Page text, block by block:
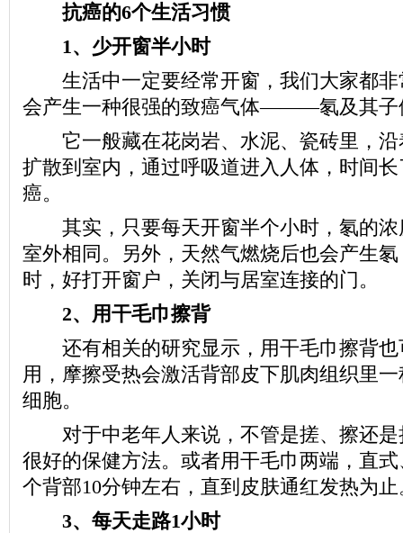
抗癌的6个生活习惯
1、少开窗半小时
生活中一定要经常开窗，我们大家都非
会产生一种很强的致癌气体———氡及其子
它一般藏在花岗岩、水泥、瓷砖里，沿
扩散到室内，通过呼吸道进入人体，时间
癌。
其实，只要每天开窗半个小时，氡的浓
室外相同。另外，天然气燃烧后也会产生
时，好打开窗户，关闭与居室连接的门。
2、用干毛巾擦背
还有相关的研究显示，用干毛巾擦背也
用，摩擦受热会激活背部皮下肌肉组织里
细胞。
对于中老年人来说，不管是搓、擦还是
很好的保健方法。或者用干毛巾两端，直
个背部10分钟左右，直到皮肤通红发热为止
3、每天走路1小时